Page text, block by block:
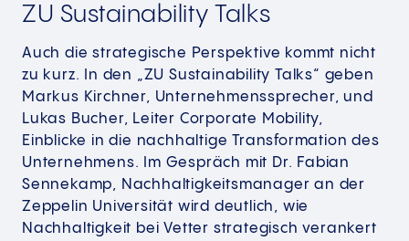
ZU Sustainability Talks
Auch die strategische Perspektive kommt nicht
zu kurz. In den „ZU Sustainability Talks“ geben
Markus Kirchner, Unternehmenssprecher, und
Lukas Bucher, Leiter Corporate Mobility,
Einblicke in die nachhaltige Transformation des
Unternehmens. Im Gespräch mit Dr. Fabian
Sennekamp, Nachhaltigkeitsmanager an der
Zeppelin Universität wird deutlich, wie
Nachhaltigkeit bei Vetter strategisch verankert